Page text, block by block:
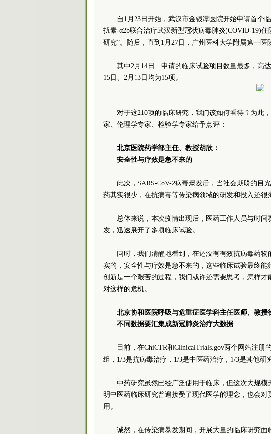
自1月23日开始，武汉市金银潭医院开始申请首个
扰素-α2b联合治疗武汉新型冠状病毒肺炎(COVID-19)
研究”。随后，直到1月27日，广州医科大学附属第一医
其中2月14日，申请的临床试验项目数量最多，高
15日、2月13日均为15项。
对于这210项的临床研究，我们该如何看待？为此
家、伦理学专家、检验学专家给予点评：
北京医院药学部主任、教授胡欣：
安全性与疗效是急不来的
此次，SARS-CoV-2病毒爆发后，当社会期盼的目
药其实很少，在抗病毒等传染病领域的研发和投入还很
总体来说，本次疫情出现后，医药工作人员与时
发，迅速展开了多项临床试验。
同时，我们清醒地看到，在还没有有效抗病毒药
实的，安全性与疗效是急不来的，这些临床试验最终
创新是一个艰苦的过程，我们或许还需要思考，怎样
对这样的危机。
北京协和医院呼吸与危重症医学科主任医师、教授
不同数据要汇集成新冠肺炎治疗大数据
目前，在ChiCTR和ClinicalTrials.gov两个网站注
组，1/3是抗病毒治疗，1/3是中医药治疗，1/3是其他研
中药研究虽然已经广泛使用于临床，但这次大规
明中医药临床研究普遍接受了现代医学的理念，也会
用。
诚然，在传染病暴发期间，开展大量的临床研究面